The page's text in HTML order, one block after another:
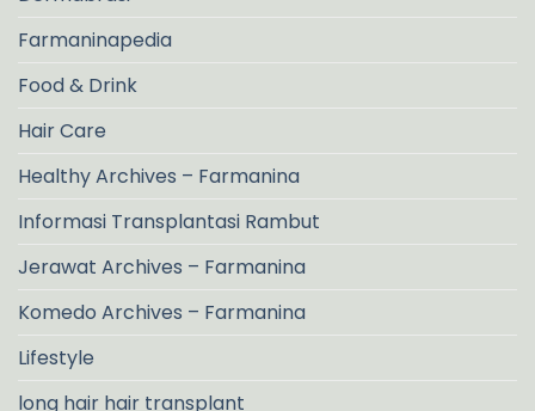
Farmaninapedia
Food & Drink
Hair Care
Healthy Archives – Farmanina
Informasi Transplantasi Rambut
Jerawat Archives – Farmanina
Komedo Archives – Farmanina
Lifestyle
long hair hair transplant